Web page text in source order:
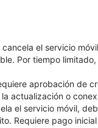
cancela el servicio
Por tiempo
aprobación de
la actualización o
el servicio móvil,
Requiere pago